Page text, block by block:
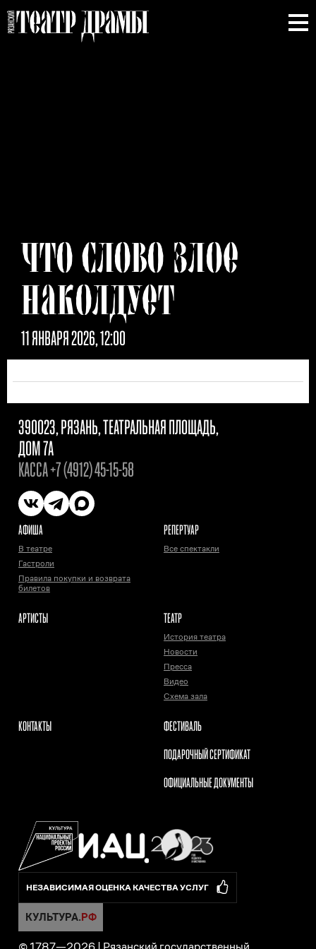
ЧТО СЛОВО ЗЛОЕ
НАКОЛДУЕТ
11 ЯНВАРЯ 2026, 12:00
390023, РЯЗАНЬ, ТЕАТРАЛЬНАЯ ПЛОЩАДЬ,
ДОМ 7А
КАССА+7 (4912) 45-15-58
АФИША
В театре
Гастроли
Правила покупки и возврата
билетов
РЕПЕРТУАР
Все спектакли
АРТИСТЫ ТЕАТР
История театра
Новости
Пресса
Видео
Схема зала
КОНТАКТЫ
ФЕСТИВАЛЬ
ПОДАРОЧНЫЙ СЕРТИФИКАТ
ОФИЦИАЛЬНЫЕ ДОКУМЕНТЫ
НЕЗАВИСИМАЯ ОЦЕНКА КАЧЕСТВА УСЛУГ
© 1787—2026 Рязанский государственный